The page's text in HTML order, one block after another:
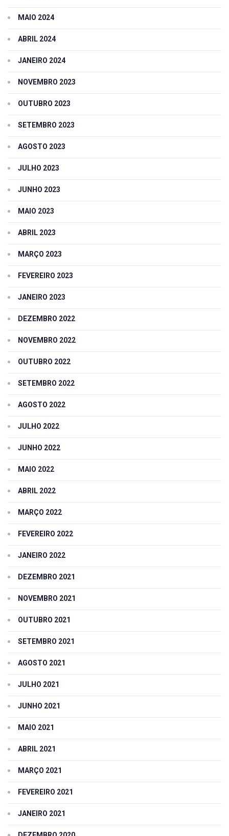
MAIO 2024
ABRIL 2024
JANEIRO 2024
NOVEMBRO 2023
OUTUBRO 2023
SETEMBRO 2023
AGOSTO 2023
JULHO 2023
JUNHO 2023
MAIO 2023
ABRIL 2023
MARÇO 2023
FEVEREIRO 2023
JANEIRO 2023
DEZEMBRO 2022
NOVEMBRO 2022
OUTUBRO 2022
SETEMBRO 2022
AGOSTO 2022
JULHO 2022
JUNHO 2022
MAIO 2022
ABRIL 2022
MARÇO 2022
FEVEREIRO 2022
JANEIRO 2022
DEZEMBRO 2021
NOVEMBRO 2021
OUTUBRO 2021
SETEMBRO 2021
AGOSTO 2021
JULHO 2021
JUNHO 2021
MAIO 2021
ABRIL 2021
MARÇO 2021
FEVEREIRO 2021
JANEIRO 2021